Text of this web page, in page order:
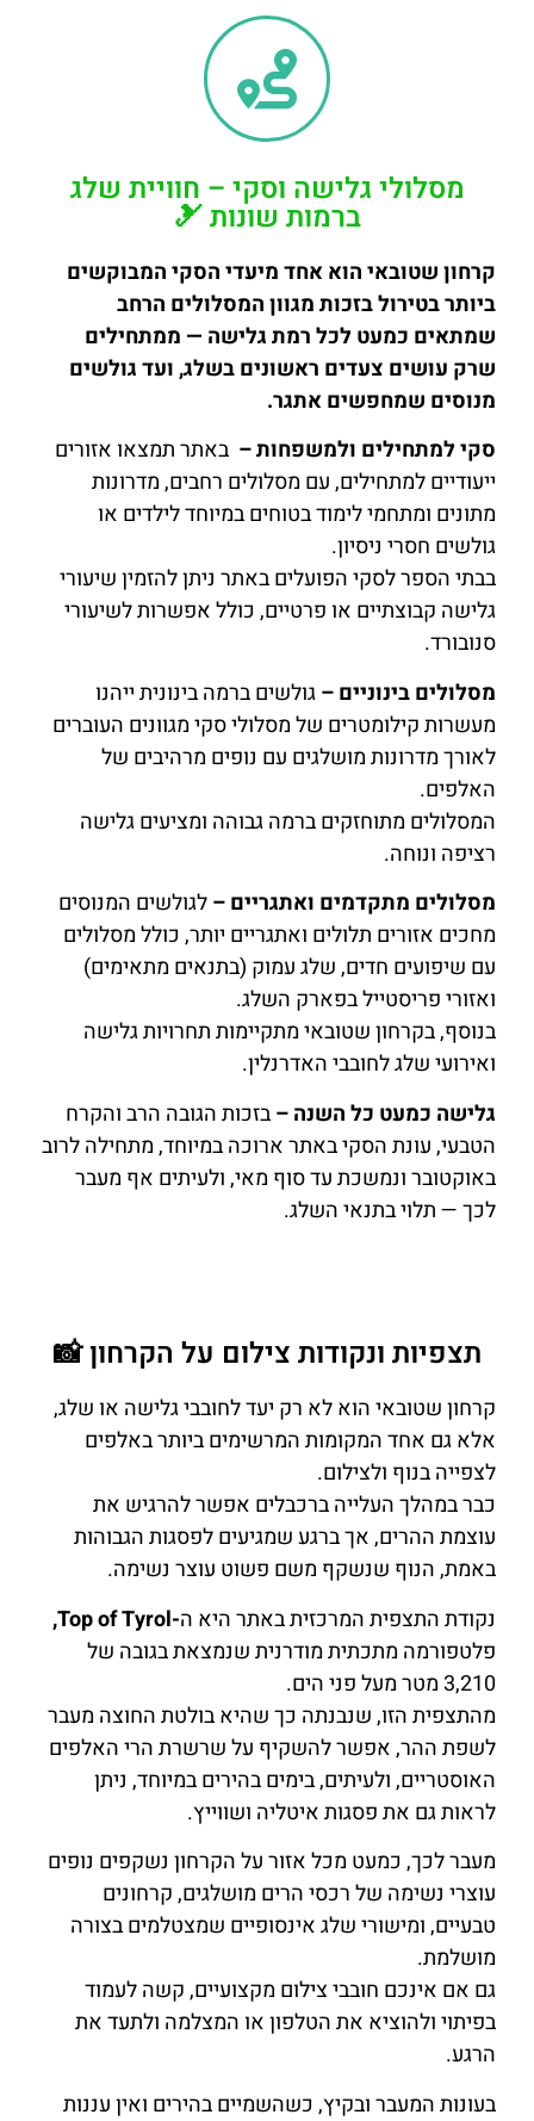
מסלולי גלישה וסקי – חוויית שלג
ברמות שונות 🎿
קרחון שטובאי הוא אחד מיעדי הסקי המבוקשים
ביותר בטירול בזכות מגוון המסלולים הרחב
שמתאים כמעט לכל רמת גלישה — ממתחילים
שרק עושים צעדים ראשונים בשלג, ועד גולשים
מנוסים שמחפשים אתגר.
סקי למתחילים ולמשפחות –באתר תמצאו אזורים
ייעודיים למתחילים, עם מסלולים רחבים, מדרונות
מתונים ומתחמי לימוד בטוחים במיוחד לילדים או
גולשים חסרי ניסיון.
בבתי הספר לסקי הפועלים באתר ניתן להזמין שיעורי
גלישה קבוצתיים או פרטיים, כולל אפשרות לשיעורי
סנובורד.
מסלולים בינוניים –גולשים ברמה בינונית ייהנו
מעשרות קילומטרים של מסלולי סקי מגוונים העוברים
לאורך מדרונות מושלגים עם נופים מרהיבים של
האלפים.
המסלולים מתוחזקים ברמה גבוהה ומציעים גלישה
רציפה ונוחה.
מסלולים מתקדמים ואתגריים –לגולשים המנוסים
מחכים אזורים תלולים ואתגריים יותר, כולל מסלולים
עם שיפועים חדים, שלג עמוק (בתנאים מתאימים)
ואזורי פריסטייל בפארק השלג.
בנוסף, בקרחון שטובאי מתקיימות תחרויות גלישה
ואירועי שלג לחובבי האדרנלין.
גלישה כמעט כל השנה –בזכות הגובה הרב והקרח
הטבעי, עונת הסקי באתר ארוכה במיוחד, מתחילה לרוב
באוקטובר ונמשכת עד סוף מאי, ולעיתים אף מעבר
לכך — תלוי בתנאי השלג.
תצפיות ונקודות צילום על הקרחון 📸
קרחון שטובאי הוא לא רק יעד לחובבי גלישה או שלג,
אלא גם אחד המקומות המרשימים ביותר באלפים
לצפייה בנוף ולצילום.
כבר במהלך העלייה ברכבלים אפשר להרגיש את
עוצמת ההרים, אך ברגע שמגיעים לפסגות הגבוהות
באמת, הנוף שנשקף משם פשוט עוצר נשימה.
נקודת התצפית המרכזית באתר היא ה-Top of Tyrol,
פלטפורמה מתכתית מודרנית שנמצאת בגובה של
3,210 מטר מעל פני הים.
מהתצפית הזו, שנבנתה כך שהיא בולטת החוצה מעבר
לשפת ההר, אפשר להשקיף על שרשרת הרי האלפים
האוסטריים, ולעיתים, בימים בהירים במיוחד, ניתן
לראות גם את פסגות איטליה ושווייץ.
מעבר לכך, כמעט מכל אזור על הקרחון נשקפים נופים
עוצרי נשימה של רכסי הרים מושלגים, קרחונים
טבעיים, ומישורי שלג אינסופיים שמצטלמים בצורה
מושלמת.
גם אם אינכם חובבי צילום מקצועיים, קשה לעמוד
בפיתוי ולהוציא את הטלפון או המצלמה ולתעד את
הרגע.
בעונות המעבר ובקיץ, כשהשמיים בהירים ואין עננות